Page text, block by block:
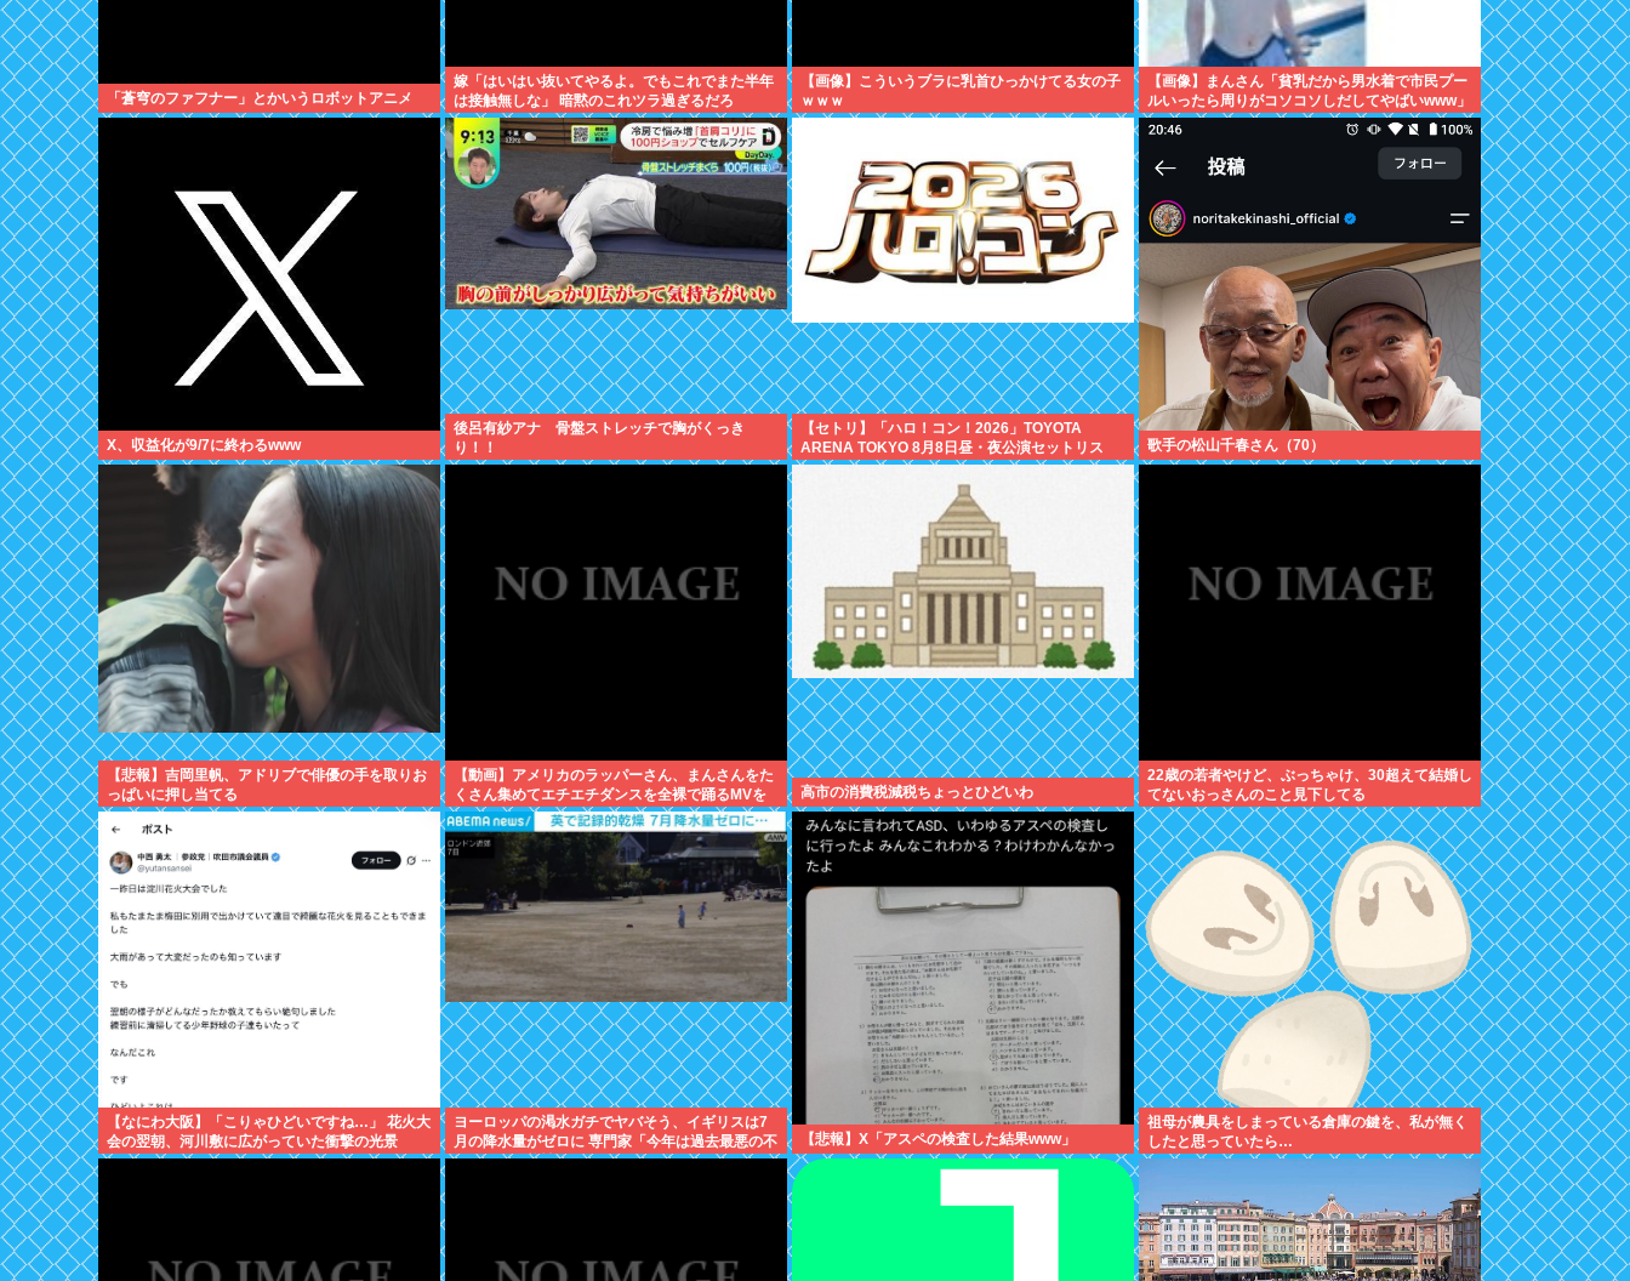
「蒼穹のファフナー」とかいうロボットアニメ
嫁「はいはい抜いてやるよ。でもこれでまた半年
は接触無しな」 暗黙のこれツラ過ぎるだろ
【画像】こういうブラに乳首ひっかけてる女の子
ｗｗｗ
【画像】まんさん「貧乳だから男水着で市民プー
ルいったら周りがコソコソしだしてやばいwww」
5万いいね
X、収益化が9/7に終わるwww
後呂有紗アナ 骨盤ストレッチで胸がくっき
り！！
【セトリ】「ハロ！コン！2026」TOYOTA
ARENA TOKYO 8月8日昼・夜公演セットリス
歌手の松山千春さん（70）
【悲報】吉岡里帆、アドリブで俳優の手を取りお
っぱいに押し当てる
【動画】アメリカのラッパーさん、まんさんをた
くさん集めてエチエチダンスを全裸で踊るMVを
撮ってしまう❤
高市の消費税減税ちょっとひどいわ
22歳の若者やけど、ぶっちゃけ、30超えて結婚し
てないおっさんのこと見下してる
【なにわ大阪】「こりゃひどいですね…」 花火大
会の翌朝、河川敷に広がっていた衝撃の光景
ヨーロッパの渇水ガチでヤバそう、イギリスは7
月の降水量がゼロに 専門家「今年は過去最悪の不
作になる可能性」
【悲報】X「アスペの検査した結果www」
祖母が農具をしまっている倉庫の鍵を、私が無く
したと思っていたら…